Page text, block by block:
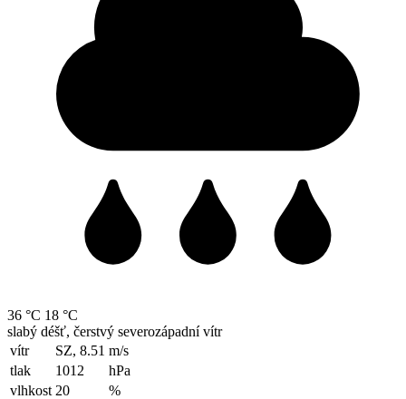
36 °C 18 °C
slabý déšť, čerstvý severozápadní vítr
vítr
SZ, 8.51 m/s
tlak
1012
hPa
vlhkost 20
%